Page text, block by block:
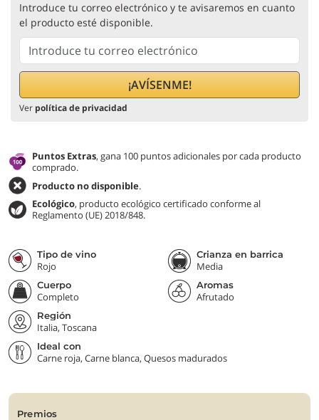
Introduce tu correo electrónico y te avisaremos en cuanto
el producto esté disponible.
Ver política de privacidad
Puntos Extras, gana 100 puntos adicionales por cada producto
comprado.
Producto no disponible.
Ecológico, producto ecológico certificado conforme al
Reglamento (UE) 2018/848.
Tipo de vino
Rojo
Crianza en barrica
Media
Cuerpo
Completo
Aromas
Afrutado
Región
Italia, Toscana
Ideal con
Carne roja, Carne blanca, Quesos madurados
premios